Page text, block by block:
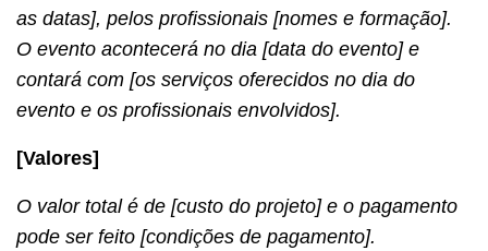
as datas], pelos profissionais [nomes e formação].
O evento acontecerá no dia [data do evento] e
contará com [os serviços oferecidos no dia do
evento e os profissionais envolvidos].
[Valores]
O valor total é de [custo do projeto] e o pagamento
pode ser feito [condições de pagamento].